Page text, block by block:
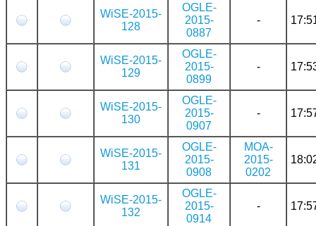
WiSE-2015-
128
OGLE-
2015-
0887
-
WiSE-2015-
129
OGLE-
2015-
0899
-
WiSE-2015-
130
OGLE-
2015-
0907
-
WiSE-2015-
131
OGLE-
2015-
0908
MOA-
2015-
0202
WiSE-2015-
132
OGLE-
2015-
0914
-